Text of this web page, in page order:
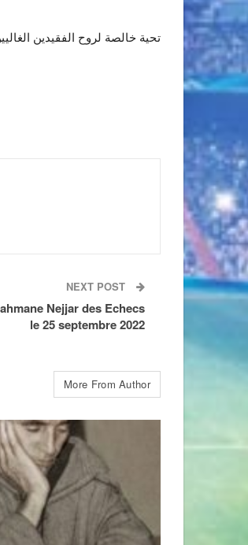
تحية خالصة لروح الفقيدين
NEXT POST
Nejjar des Echecs
le 25 septembre 2022
More From Author